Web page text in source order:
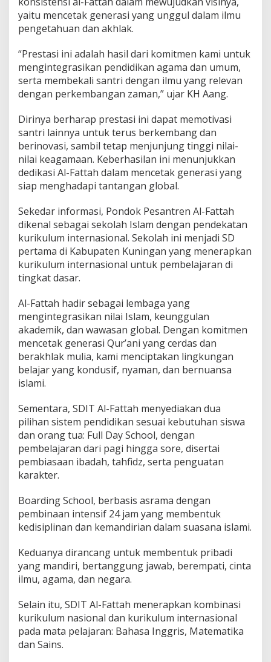
yaitu mencetak generasi yang unggul dalam ilmu
pengetahuan dan akhlak.
“Prestasi ini adalah hasil dari komitmen kami untuk
mengintegrasikan pendidikan agama dan umum,
serta membekali santri dengan ilmu yang relevan
dengan perkembangan zaman,” ujar KH Aang.
Dirinya berharap prestasi ini dapat memotivasi
santri lainnya untuk terus berkembang dan
berinovasi, sambil tetap menjunjung tinggi nilai-
nilai keagamaan. Keberhasilan ini menunjukkan
dedikasi Al-Fattah dalam mencetak generasi yang
siap menghadapi tantangan global.
Sekedar informasi, Pondok Pesantren Al-Fattah
dikenal sebagai sekolah Islam dengan pendekatan
kurikulum internasional. Sekolah ini menjadi SD
pertama di Kabupaten Kuningan yang menerapkan
kurikulum internasional untuk pembelajaran di
tingkat dasar.
Al-Fattah hadir sebagai lembaga yang
mengintegrasikan nilai Islam, keunggulan
akademik, dan wawasan global. Dengan komitmen
mencetak generasi Qur’ani yang cerdas dan
berakhlak mulia, kami menciptakan lingkungan
belajar yang kondusif, nyaman, dan bernuansa
islami.
Sementara, SDIT Al-Fattah menyediakan dua
pilihan sistem pendidikan sesuai kebutuhan siswa
dan orang tua: Full Day School, dengan
pembelajaran dari pagi hingga sore, disertai
pembiasaan ibadah, tahfidz, serta penguatan
karakter.
Boarding School, berbasis asrama dengan
pembinaan intensif 24 jam yang membentuk
kedisiplinan dan kemandirian dalam suasana islami.
Keduanya dirancang untuk membentuk pribadi
yang mandiri, bertanggung jawab, berempati, cinta
ilmu, agama, dan negara.
Selain itu, SDIT Al-Fattah menerapkan kombinasi
kurikulum nasional dan kurikulum internasional
pada mata pelajaran: Bahasa Inggris, Matematika
dan Sains.